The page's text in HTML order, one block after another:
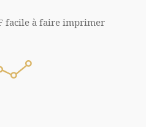
facile à faire imprimer